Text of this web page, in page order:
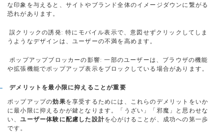
な印象を与えると、サイトやブランド全体のイメージダウンに繋がる
恐れがあります。
誤クリックの誘発: 特にモバイル表示で、意図せずクリックしてしま
うようなデザインは、ユーザーの不満を高めます。
ポップアップブロッカーの影響: 一部のユーザーは、ブラウザの機能
や拡張機能でポップアップ表示をブロックしている場合があります。
デメリットを最小限に抑えることが重要
ポップアップの効果を享受するためには、これらのデメリットをいか
に最小限に抑えるかが鍵となります。「うざい」「邪魔」と思わせな
い、ユーザー体験に配慮した設計を心がけることが、成功への第一歩
です。